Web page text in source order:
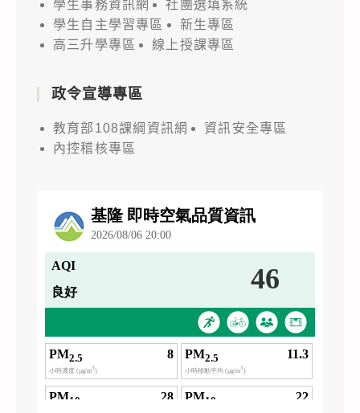
學生事務資訊網
社團選填系統
學生自主學習專區
新生專區
高三升學專區
線上授課專區
政令宣導專區
教育部108課綱資訊網
資訊安全專區
內控稽核專區